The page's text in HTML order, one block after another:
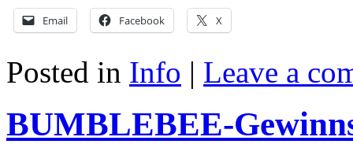
Email Facebook X
Posted in Info | Leave a
BUMBLEBEE-